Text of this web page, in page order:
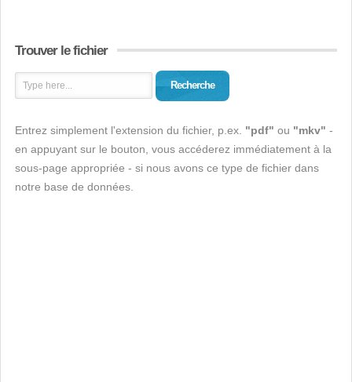
Trouver le fichier
Recherche
Entrez simplement l'extension du fichier, p.ex. "pdf" ou "mkv" -
en appuyant sur le bouton, vous accéderez immédiatement à la
sous-page appropriée - si nous avons ce type de fichier dans
notre base de données.